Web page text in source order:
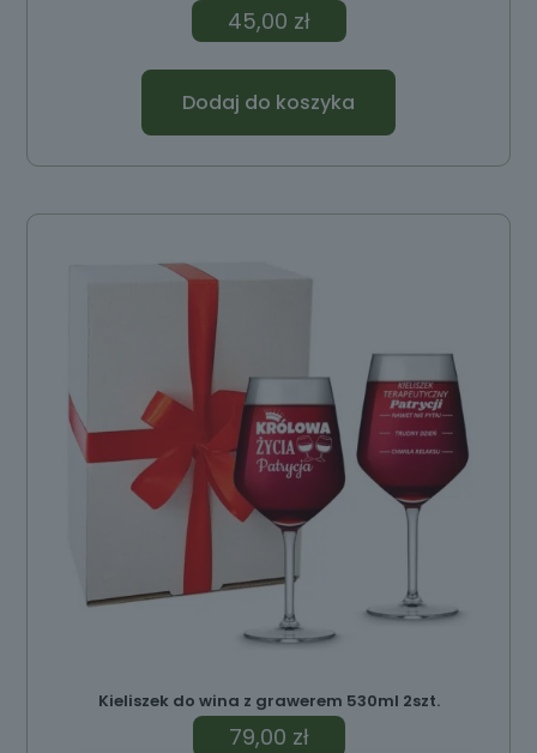
45,00 zł
Dodaj do koszyka
Kieliszek do wina z grawerem 530ml 2szt.
79,00 zł